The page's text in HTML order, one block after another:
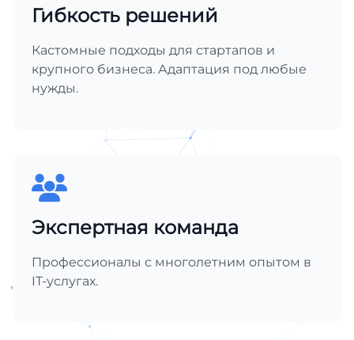
Гибкость решений
Кастомные подходы для стартапов и
крупного бизнеса. Адаптация под любые
нужды.
Экспертная команда
Профессионалы с многолетним опытом в
IT-услугах.